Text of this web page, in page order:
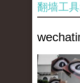
翻墙工